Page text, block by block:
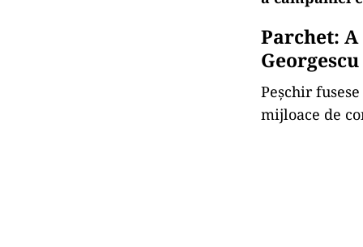
Parchet:
Georgescu
Peşchir
mijloace de